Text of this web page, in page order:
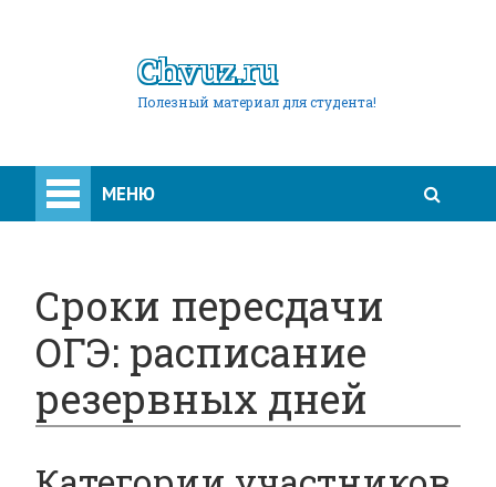
Chvuz.ru
Полезный материал для студента!
МЕНЮ
Сроки пересдачи
ОГЭ: расписание
резервных дней